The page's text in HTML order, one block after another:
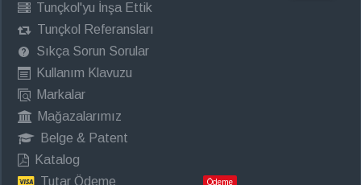
Tunçkol'yu İnşa Ettik
Tunçkol Referansları
Sıkça Sorun Sorular
Kullanım Klavuzu
Markalar
Mağazalarımız
Belge & Patent
Katalog
Tutar Ödeme
Ödeme